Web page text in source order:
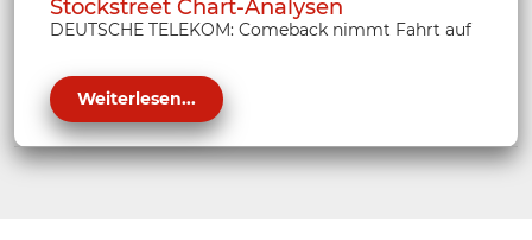
Stockstreet Chart-Analysen
DEUTSCHE TELEKOM: Comeback nimmt Fahrt auf
Weiterlesen...